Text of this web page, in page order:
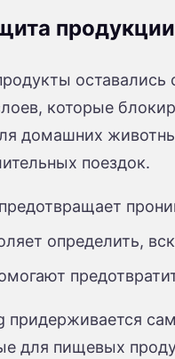
продукции
которые
домашних
поездок.
определить,
придерживается
для пищевых